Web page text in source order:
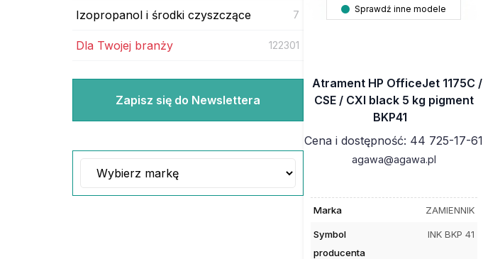
Izopropanol i środki czyszczące 7
Dla Twojej branży 122301
Zapisz się do Newslettera
Sprawdź inne modele
Atrament HP OfficeJet 1175C /
CSE / CXI black 5 kg pigment
BKP41
Cena i dostępność: 44 725-17-61
agawa@agawa.pl
Marka ZAMIENNIK
Symbol
producenta
INK BKP 41